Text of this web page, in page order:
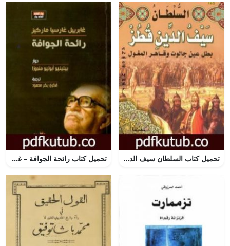
تحميل كتاب السلطان سيف الدين قطز بطل عين جالوت وقاهر المغول PDF تأليف منصور عبد الحكيم مجانا [كامل] تحميل كتاب رائحة الجوافة – غابرييل غارسيا ماركيز PDF تأليف بيلينيو أبوليو مندوزا مجانا [كامل]